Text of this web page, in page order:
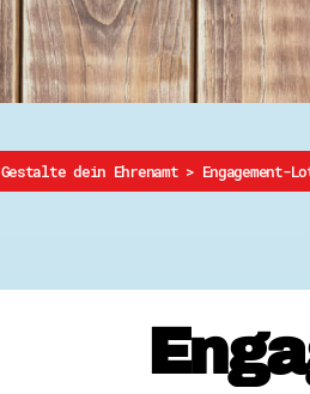
Gestalte dein Ehrenamt > Engagement-